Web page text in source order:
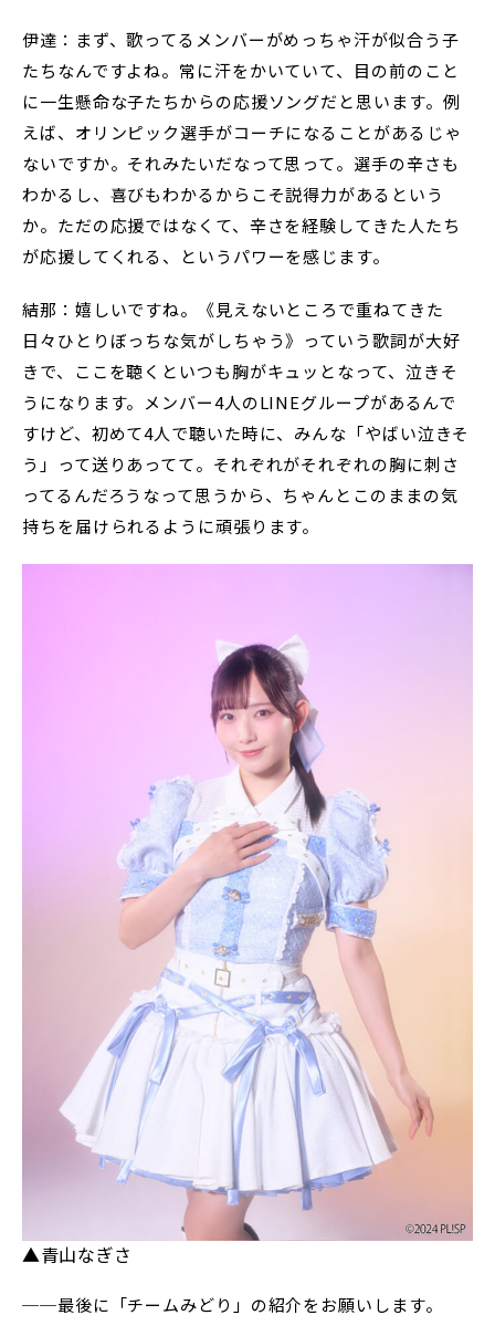
伊達：まず、歌ってるメンバーがめっちゃ汗が似合う子
たちなんですよね。常に汗をかいていて、目の前のこと
に一生懸命な子たちからの応援ソングだと思います。例
えば、オリンピック選手がコーチになることがあるじゃ
ないですか。それみたいだなって思って。選手の辛さも
わかるし、喜びもわかるからこそ説得力があるという
か。ただの応援ではなくて、辛さを経験してきた人たち
が応援してくれる、というパワーを感じます。
結那：嬉しいですね。《見えないところで重ねてきた
日々ひとりぼっちな気がしちゃう》っていう歌詞が大好
きで、ここを聴くといつも胸がキュッとなって、泣きそ
うになります。メンバー4人のLINEグループがあるんで
すけど、初めて4人で聴いた時に、みんな「やばい泣きそ
う」って送りあってて。それぞれがそれぞれの胸に刺さ
ってるんだろうなって思うから、ちゃんとこのままの気
持ちを届けられるように頑張ります。
▲青山なぎさ
──最後に「チームみどり」の紹介をお願いします。